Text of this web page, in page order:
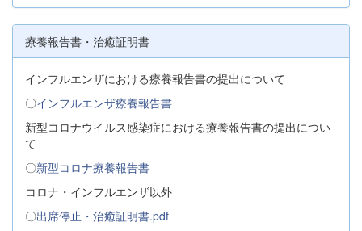
療養報告書・治癒証明書
インフルエンザにおける療養報告書の提出について
〇インフルエンザ療養報告書
新型コロナウイルス感染症における療養報告書の提出につい
て
〇新型コロナ療養報告書
コロナ・インフルエンザ以外
〇出席停止・治癒証明書.pdf